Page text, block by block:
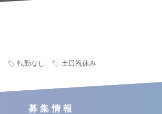
転勤なし 土日祝休み
募集情報